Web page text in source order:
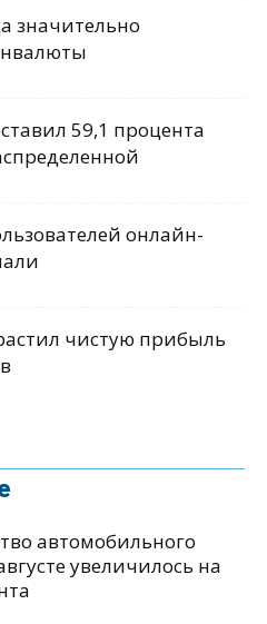
значительно
59,1 процента
онлайн-
чистую прибыль
автомобильного
увеличилось на